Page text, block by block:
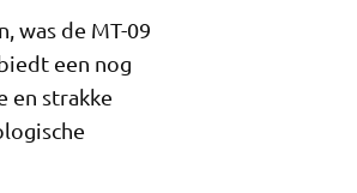
was de MT-09
een nog
en strakke